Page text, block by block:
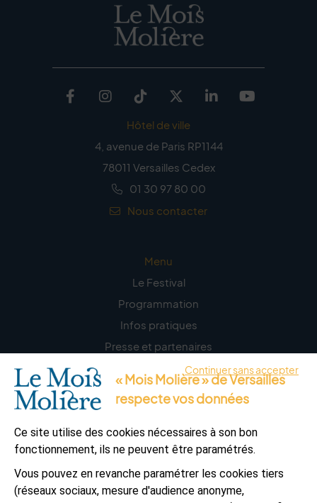
Facebook
Instagram
TikTokTwitter
Linkedin
Hôtel de ville
4, avenue de Paris RP1144
78011 Versailles Cedex
01 30 97 80 00
Nous contacter
Menu
Le Festival
Programmation
Infos pratiques
Presse et partenaires
La lettre d’information
S’abonner
L’appli Versailles
Continuer sans accepter
« Mois Molière » de Versailles
respecte vos données
Ce site utilise des cookies nécessaires à son bon
fonctionnement, ils ne peuvent être paramétrés.
Vous pouvez en revanche paramétrer les cookies tiers
(réseaux sociaux, mesure d'audience anonyme,